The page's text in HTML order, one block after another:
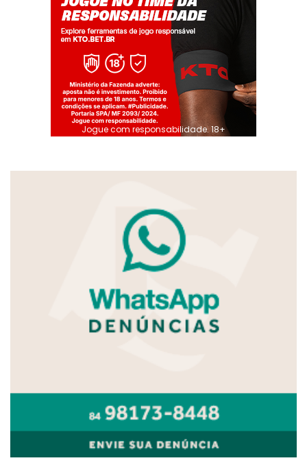
Jogue com responsabilidade. 18+